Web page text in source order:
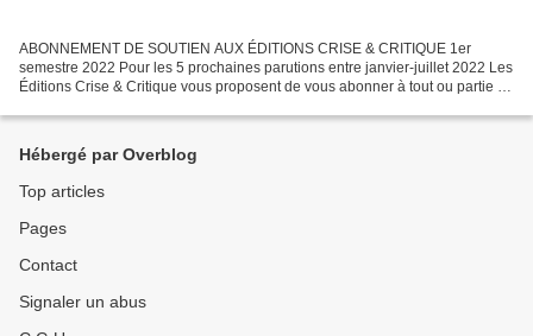
ABONNEMENT DE SOUTIEN AUX ÉDITIONS CRISE & CRITIQUE 1er
semestre 2022 Pour les 5 prochaines parutions entre janvier-juillet 2022 Les
Éditions Crise & Critique vous proposent de vous abonner à tout ou partie de
Hébergé par Overblog
Top articles
Pages
Contact
Signaler un abus